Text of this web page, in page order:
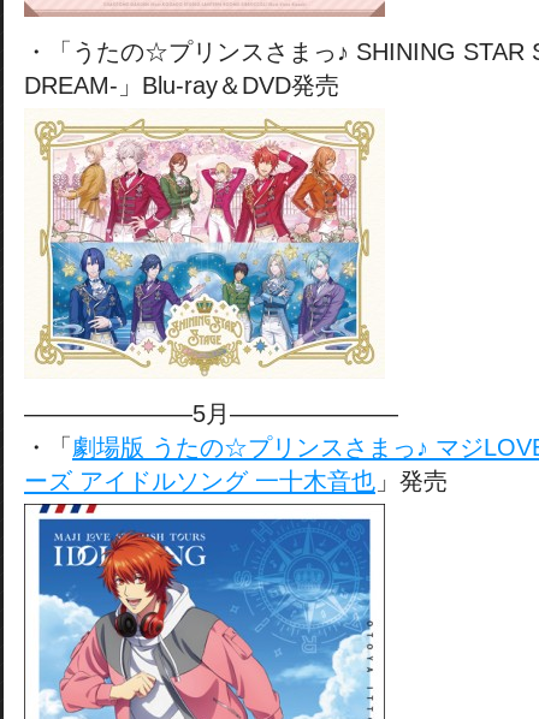
・「うたの☆プリンスさまっ♪ SHINING STAR
DREAM-」Blu-ray＆DVD発売
———————5月———————
・「 劇場版 うたの☆プリンスさまっ♪ マジ
ーズ アイドルソング 一十木音也 」発売